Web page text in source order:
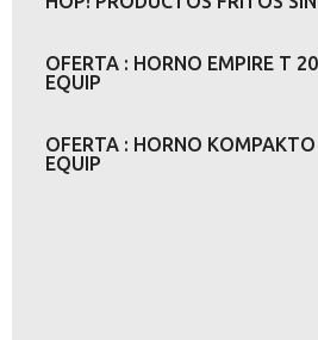
OFERTA : HORNO EMPIRE T
EQUIP
OFERTA : HORNO
EQUIP